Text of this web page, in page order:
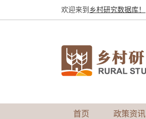
欢迎来到 乡村研究数据库！
首页 政策资讯